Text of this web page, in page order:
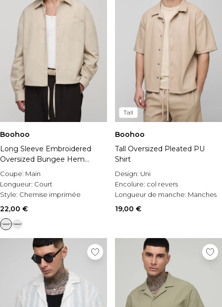
Boohoo
Long Sleeve Embroidered
Oversized Bungee Hem
Poplin Shirt
Coupe: Main
Longueur: Court
Style: Chemise imprimée
22,00 €
Tall
Boohoo
Tall Oversized Pleated PU
Shirt
Design: Uni
Encolure: col revers
Longueur de manche: Manches
courtes
19,00 €